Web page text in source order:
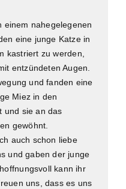
einem nahegelegenen
eine junge Katze in
kastriert zu werden,
entzündeten Augen.
und fanden eine
Miez in den
und sie an das
gewöhnt.
auch schon liebe
und gaben der junge
kann ihr
uns, dass es uns